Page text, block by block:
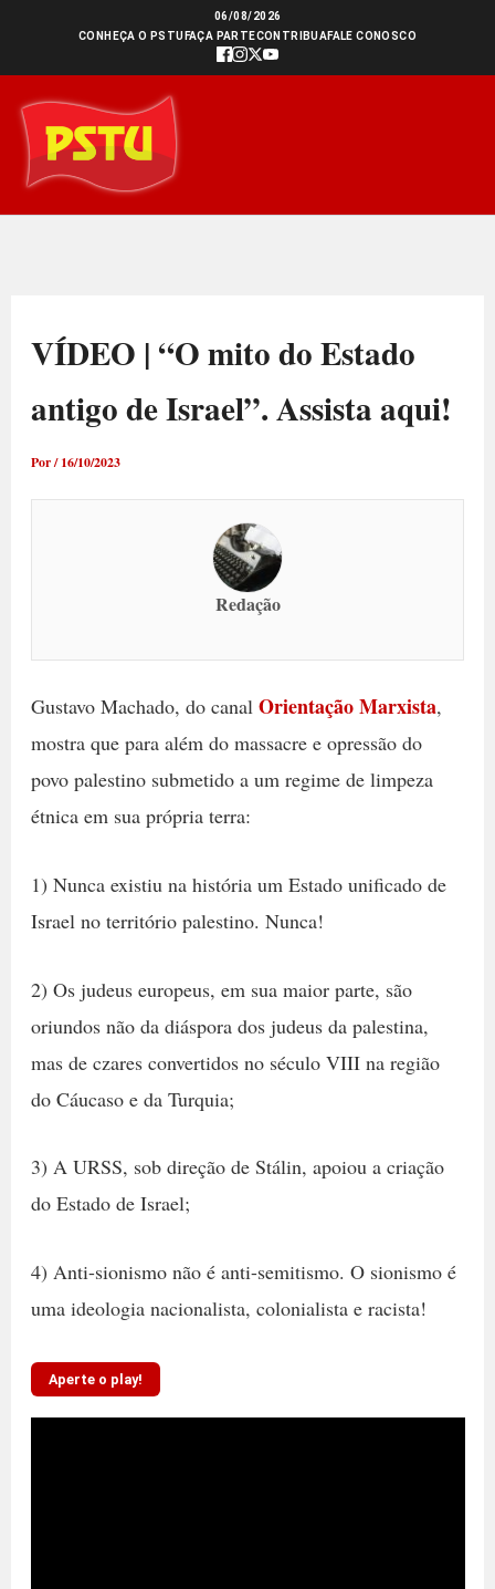
conteúdo
06/08/2026
CONHEÇA O PSTU FAÇA PARTECONTRIBUAFALE CONOSCO
VÍDEO | “O mito do Estado
antigo de Israel”. Assista aqui!
Por/16/10/2023
Redação
Gustavo Machado, do canal Orientação Marxista,
mostra que para além do massacre e opressão do
povo palestino submetido a um regime de limpeza
étnica em sua própria terra:
1) Nunca existiu na história um Estado unificado de
Israel no território palestino. Nunca!
2) Os judeus europeus, em sua maior parte, são
oriundos não da diáspora dos judeus da palestina,
mas de czares convertidos no século VIII na região
do Cáucaso e da Turquia;
3) A URSS, sob direção de Stálin, apoiou a criação
do Estado de Israel;
4) Anti-sionismo não é anti-semitismo. O sionismo é
uma ideologia nacionalista, colonialista e racista!
Aperte o play!